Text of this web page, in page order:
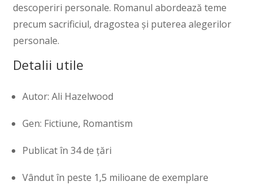
descoperiri personale. Romanul abordează teme
precum sacrificiul, dragostea și puterea alegerilor
personale.
Detalii utile
Autor: Ali Hazelwood
Gen: Fictiune, Romantism
Publicat în 34 de țări
Vândut în peste 1,5 milioane de exemplare